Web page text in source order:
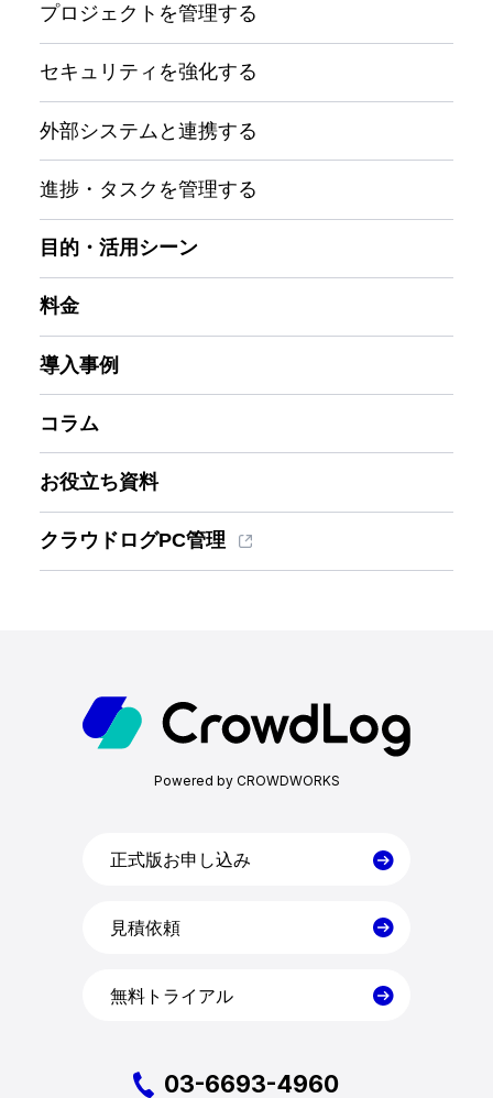
機能一覧
目的・活用シーン
料金
導入事例
コラム
お役立ち資料
プロジェクトを管理する
セキュリティを強化する
外部システムと連携する
進捗・タスクを管理する
目的・活用シーン
料金
導入事例
コラム
お役立ち資料
クラウドログPC管理
Powered by CROWDWORKS
正式版お申し込み
見積依頼
無料トライアル
03-6693-4960